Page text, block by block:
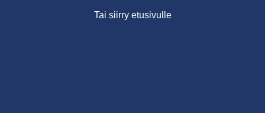
Tai siirry etusivulle